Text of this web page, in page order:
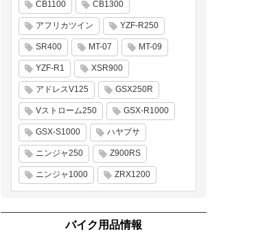
CB1100 CB1300
アフリカツイン YZF-R250
SR400 MT-07 MT-09
YZF-R1 XSR900
アドレスV125 GSX250R
Vストローム250 GSX-R1000
GSX-S1000 ハヤブサ
ニンジャ250 Z900RS
ニンジャ1000 ZRX1200
バイク用品情報